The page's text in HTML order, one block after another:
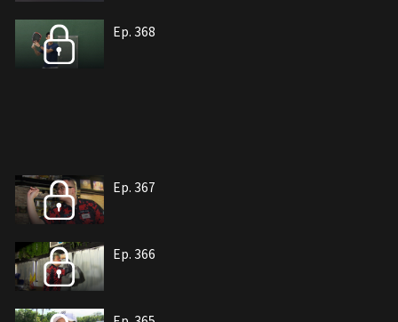
Ep. 368
Ep. 367
Ep. 366